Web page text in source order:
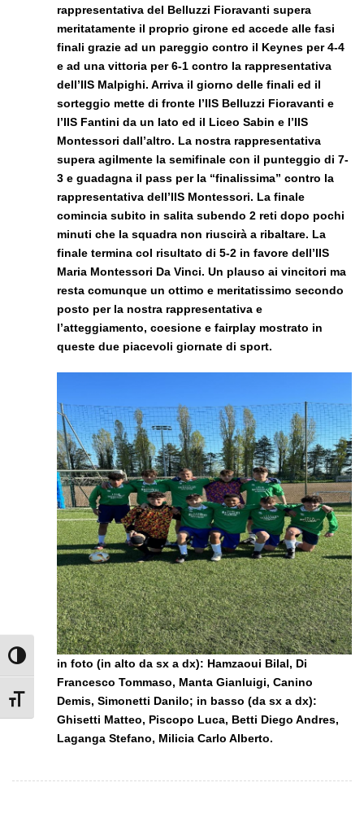
Attiva/disattiva alto contrasto
Attiva/disattiva dimensione testo
rappresentativa del Belluzzi Fioravanti supera
meritatamente il proprio girone ed accede alle fasi
finali grazie ad un pareggio contro il Keynes per 4-4
e ad una vittoria per 6-1 contro la rappresentativa
dell’IIS Malpighi. Arriva il giorno delle finali ed il
sorteggio mette di fronte l’IIS Belluzzi Fioravanti e
l’IIS Fantini da un lato ed il Liceo Sabin e l’IIS
Montessori dall’altro. La nostra rappresentativa
supera agilmente la semifinale con il punteggio di 7-
3 e guadagna il pass per la “finalissima” contro la
rappresentativa dell’IIS Montessori. La finale
comincia subito in salita subendo 2 reti dopo pochi
minuti che la squadra non riuscirà a ribaltare. La
finale termina col risultato di 5-2 in favore dell’IIS
Maria Montessori Da Vinci. Un plauso ai vincitori ma
resta comunque un ottimo e meritatissimo secondo
posto per la nostra rappresentativa e
l’atteggiamento, coesione e fairplay mostrato in
queste due piacevoli giornate di sport.
in foto (in alto da sx a dx): Hamzaoui Bilal, Di
Francesco Tommaso, Manta Gianluigi, Canino
Demis, Simonetti Danilo; in basso (da sx a dx):
Ghisetti Matteo, Piscopo Luca, Betti Diego Andres,
Laganga Stefano, Milicia Carlo Alberto.